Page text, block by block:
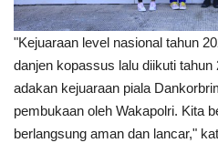
"Kejuaraan level nasional tahun
danjen kopassus lalu diikuti
adakan kejuaraan piala
pembukaan oleh Wakapolri. Kita
berlangsung aman dan lancar,"